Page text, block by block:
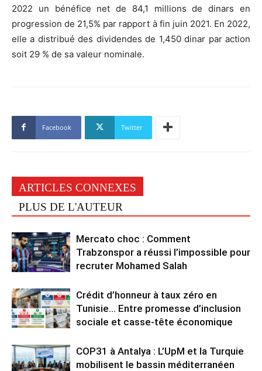
2022 un bénéfice net de 84,1 millions de dinars en
progression de 21,5% par rapport à fin juin 2021. En 2022,
elle a distribué des dividendes de 1,450 dinar par action
soit 29 % de sa valeur nominale.
Facebook Twitter
ARTICLES CONNEXES
PLUS DE L'AUTEUR
Mercato choc : Comment
Trabzonspor a réussi l’impossible pour
recruter Mohamed Salah
Crédit d’honneur à taux zéro en
Tunisie… Entre promesse d’inclusion
sociale et casse-tête économique
COP31 à Antalya : L’UpM et la Turquie
mobilisent le bassin méditerranéen